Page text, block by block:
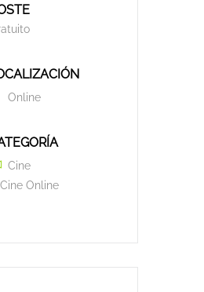
Online
Cine
Cine Online